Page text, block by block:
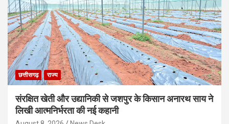
छत्तीसगढ़ राज्य
संरक्षित खेती और उद्यानिकी से जशपुर के किसान अनारथ साय ने
लिखी आत्मनिर्भरता की नई कहानी